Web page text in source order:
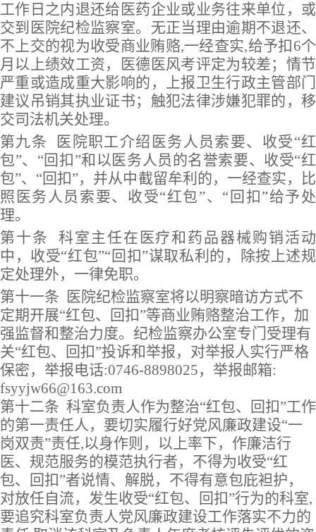
工作日之内退还给医药企业或业务往来单位， 或
交到医院纪检监察室。 无正当理由逾期不退还、
不上交的视为收受商业贿赂,一经查实,给予扣6个
月以上绩效工资， 医德医风考评定为较差；情节
严重或造成重大影响的，上报卫生行政主管部门
建议吊销其执业证书；触犯法律涉嫌犯罪的，移
交司法机关处理。
第九条 医院职工介绍医务人员索要、收受“红
包”、“回扣”和以医务人员的名誉索要、收受“红
包”、“回扣”，并从中截留牟利的，一经查实，比
照医务人员索要、收受“红包”、“回扣”给予处
理。
第十条
科室主任在医疗和药品器械购销活动
中，收受“红包”“回扣”谋取私利的，除按上述规
定处理外，一律免职。
第十一条 医院纪检监察室将以明察暗访方式不
定期开展“红包、回扣”等商业贿赂整治工作，加
强监督和整治力度。纪检监察办公室专门受理有
关“红包、回扣”投诉和举报，对举报人实行严格
保密，举报电话:0746-8898025，举报邮箱:
fsyyjw66@163.com
第十二条 科室负责人作为整治“红包、回扣”工作
的第一责任人，要切实履行好党风廉政建设“一
岗双责”责任,以身作则，以上率下，作廉洁行
医、规范服务的模范执行者，不得为收受“红
包、回扣”者说情、解脱，不得有意包庇袒护，
对放任自流，发生收受“红包、回扣”行为的科室,
要追究科室负责人党风廉政建设工作落实不力的